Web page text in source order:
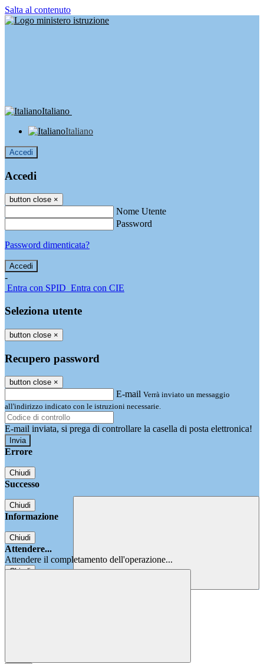
Salta al contenuto
Italiano
Italiano
Accedi
Accedi
button close ×
Nome Utente
Password
Password dimenticata?
-
Entra con SPID Entra con CIE
Seleziona utente
button close ×
Recupero password
button close ×
E-mail Verrà inviato un messaggio
all'indirizzo indicato con le istruzioni necessarie.
E-mail inviata, si prega di controllare la casella di posta elettronica!
Errore
Chiudi
Successo
Chiudi
Informazione
Chiudi
Attendere...
Attendere il completamento dell'operazione...
Chiudi